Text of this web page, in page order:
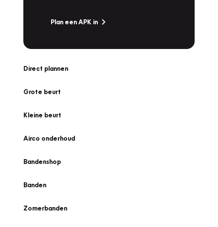
Plan een APK in
Direct plannen
Grote beurt
Kleine beurt
Airco onderhoud
Bandenshop
Banden
Zomerbanden